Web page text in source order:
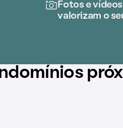
Fotos e
valorizam o